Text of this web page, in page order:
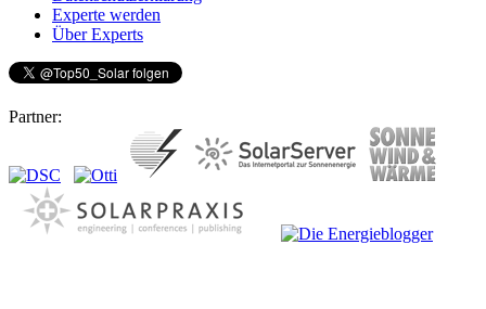
Experte werden
Über Experts
Partner: